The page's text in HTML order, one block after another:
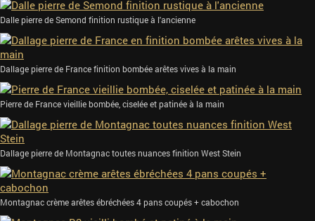
Dalle pierre de Semond finition rustique à l'ancienne
Dallage pierre de France finition bombée arêtes vives à la main
Pierre de France vieillie bombée, ciselée et patinée à la main
Dallage pierre de Montagnac toutes nuances finition West Stein
Montagnac crème arêtes ébréchées 4 pans coupés + cabochon